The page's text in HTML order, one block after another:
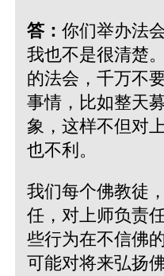
答： 你们举办法
我也不是很清楚
的法会，千万不
事情，比如整天
象，这样不但对
也不利。
我们每个佛教徒
任，对上师负责
些行为在不信佛
可能对将来弘扬